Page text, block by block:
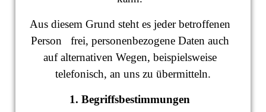
Aus diesem Grund steht es jeder betroffenen
Person frei, personenbezogene Daten auch
auf alternativen Wegen, beispielsweise
telefonisch, an uns zu übermitteln.
1. Begriffsbestimmungen